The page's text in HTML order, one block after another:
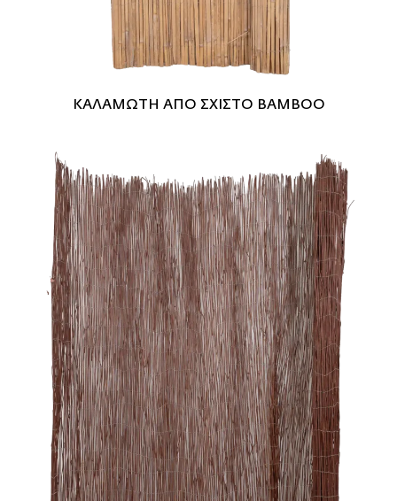
ΚΑΛΑΜΩΤΗ ΑΠΟ ΣΧΙΣΤΟ BAMBOO